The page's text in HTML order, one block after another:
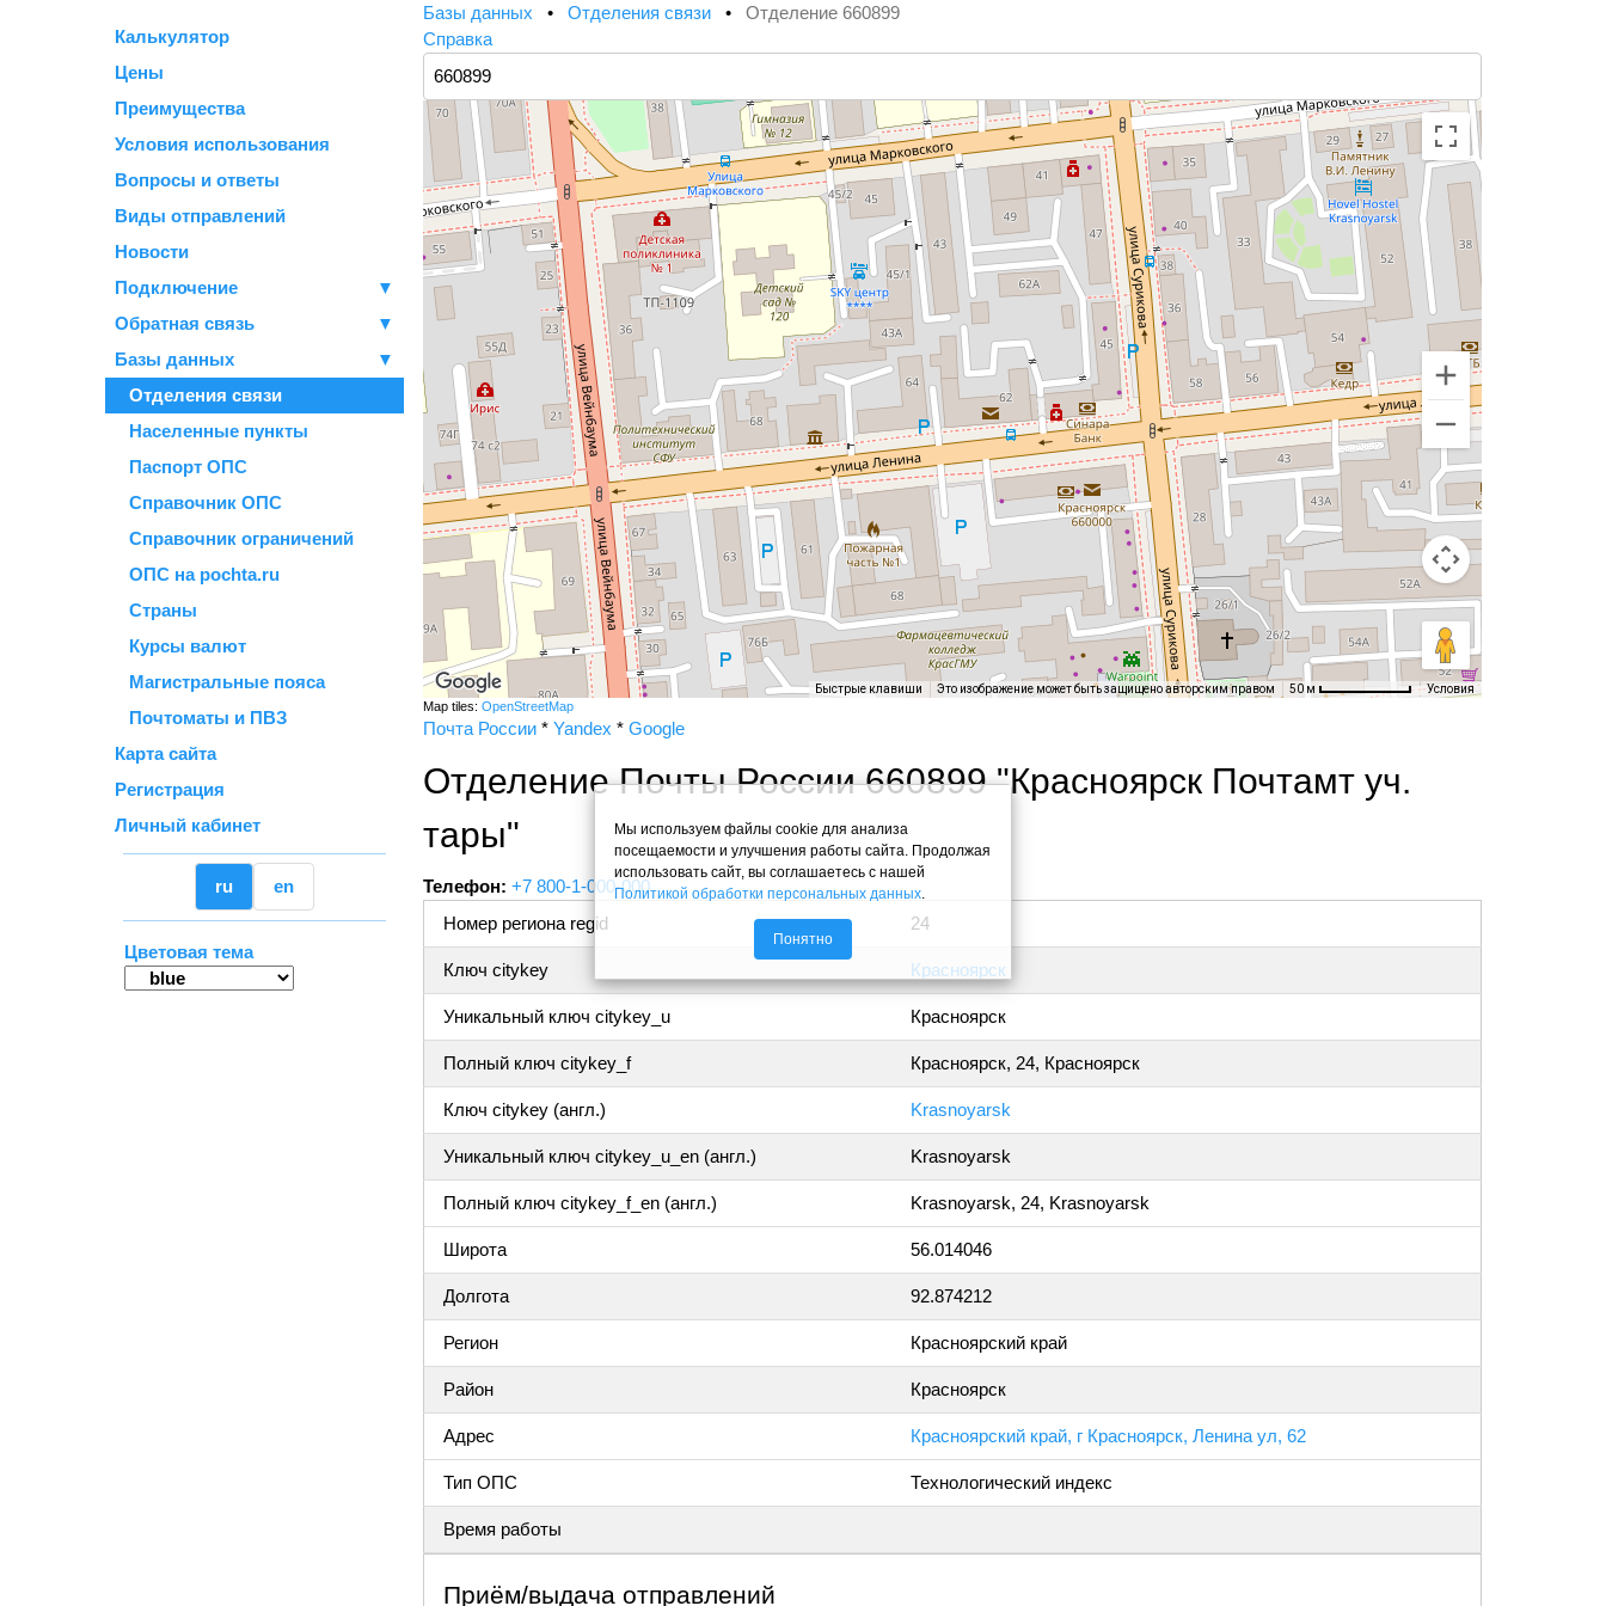
Калькулятор
Цены
Преимущества
Условия использования
Вопросы и ответы
Виды отправлений
Новости
Подключение
▼
Обратная связь
▼
Базы данных
▼
Отделения связи
Населенные пункты
Паспорт ОПС
Справочник ОПС
Справочник ограничений
ОПС на pochta.ru
Страны
Курсы валют
Магистральные пояса
Почтоматы и ПВЗ
Карта сайта
Регистрация
Личный кабинет
ru en
Цветовая тема
Базы данных • Отделения связи • Отделение 660899
Справка
Быстрые клавиши Это изображение может быть защищено авторским правом 50 м Условия
Map tiles: OpenStreetMap
Почта России * Yandex * Google
Отделение Почты России 660899 "Красноярск Почтамт уч.
тары"
Телефон: +7 800-1-000-000
Номер региона regid
24
Ключ citykey Красноярск
Уникальный ключ citykey_u Красноярск
Полный ключ citykey_f Красноярск, 24, Красноярск
Ключ citykey (англ.) Krasnoyarsk
Уникальный ключ citykey_u_en (англ.) Krasnoyarsk
Полный ключ citykey_f_en (англ.) Krasnoyarsk, 24, Krasnoyarsk
Широта 56.014046
Долгота 92.874212
Регион Красноярский край
Район Красноярск
Адрес Красноярский край, г Красноярск, Ленина ул, 62
Тип ОПС Технологический индекс
Время работы
Приём/выдача отправлений
Мы используем файлы cookie для анализа
посещаемости и улучшения работы сайта. Продолжая
использовать сайт, вы соглашаетесь с нашей
Политикой обработки персональных данных
Понятно